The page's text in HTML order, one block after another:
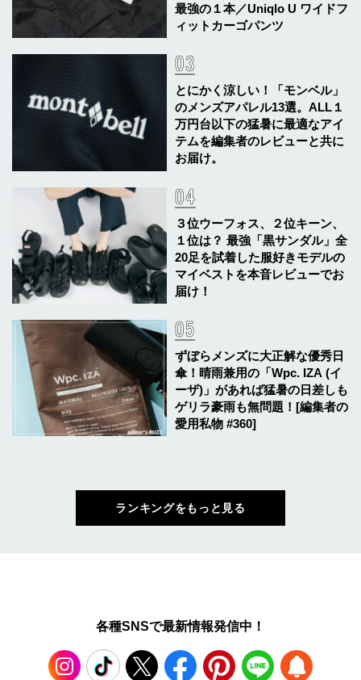
最強の１本／Uniqlo U ワイドフ
ィットカーゴパンツ
とにかく涼しい！「モンベル」
のメンズアパレル13選。ALL１
万円台以下の猛暑に最適なアイ
テムを編集者のレビューと共に
お届け。
３位ウーフォス、２位キーン、
１位は？ 最強「黒サンダル」全
20足を試着した服好きモデルの
マイベストを本音レビューでお
届け！
ずぼらメンズに大正解な優秀日
傘！晴雨兼用の「Wpc. IZA (イ
ーザ)」があれば猛暑の日差しも
ゲリラ豪雨も無問題！[編集者の
愛用私物 #360]
ランキングをもっと見る
各種SNSで最新情報発信中！